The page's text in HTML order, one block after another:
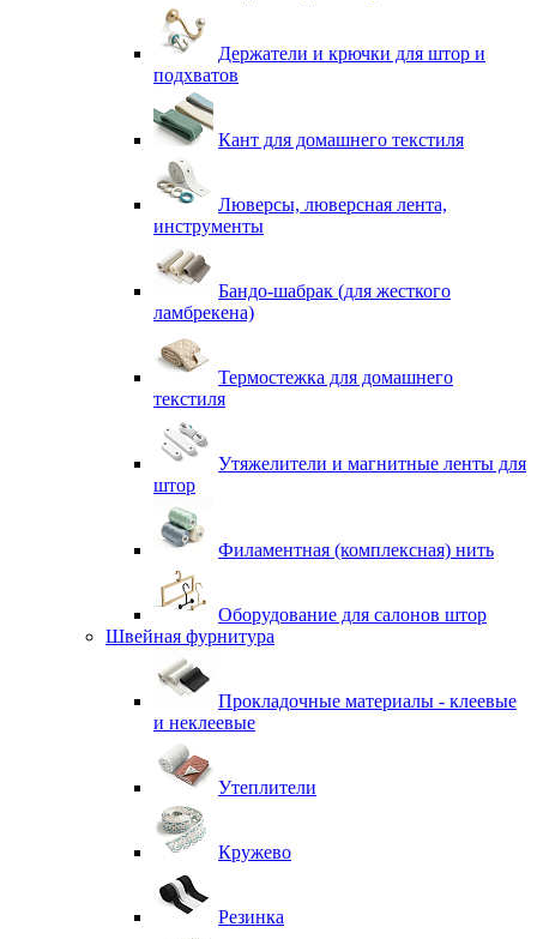
Держатели и крючки для штор и
подхватов
Кант для домашнего текстиля
Люверсы, люверсная лента,
инструменты
Бандо-шабрак (для жесткого
ламбрекена)
Термостежка для домашнего
текстиля
Утяжелители и магнитные ленты для
штор
Филаментная (комплексная) нить
Оборудование для салонов штор
Швейная фурнитура
Прокладочные материалы - клеевые
и неклеевые
Утеплители
Кружево
Резинка